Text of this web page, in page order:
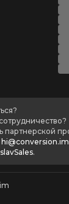
партнерской
hi@conversion.im
.